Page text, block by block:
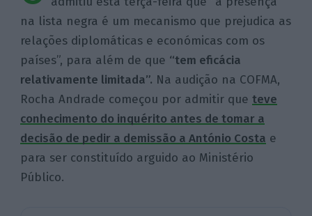
na lista negra é um mecanismo que prejudica as
relações diplomáticas e económicas com os
países”, para além de que “tem eficácia
relativamente limitada”. Na audição na COFMA,
Rocha Andrade começou por admitir queteve
conhecimento do inquérito antes de tomar a
decisão de pedir a demissão a António Costa e
para ser constituído arguido ao Ministério
Público.